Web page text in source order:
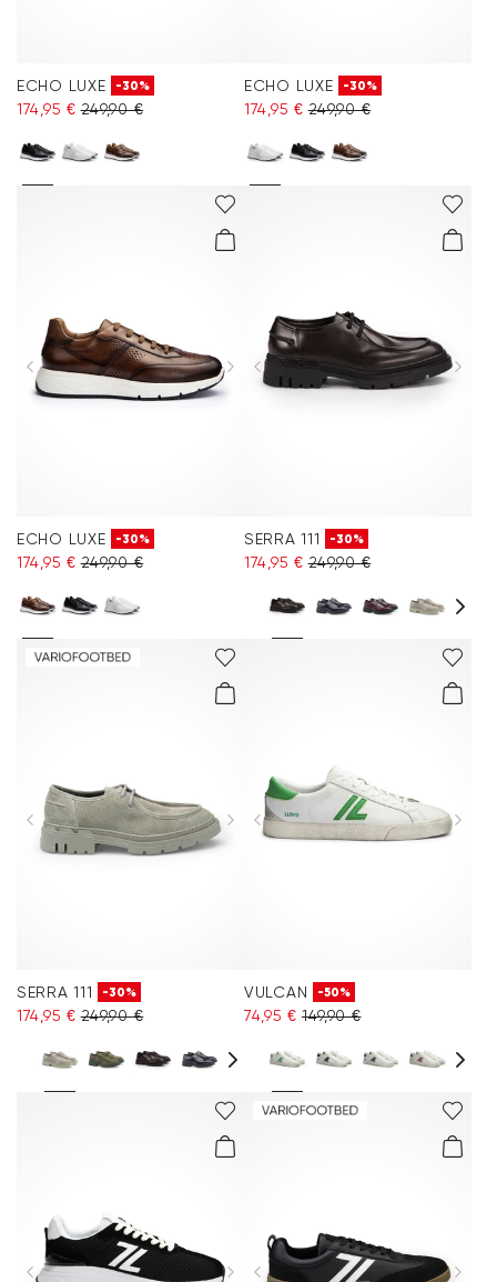
ECHO LUXE -30%
174,95 € 249,90 €
ECHO LUXE -30%
174,95 € 249,90 €
ECHO LUXE -30%
174,95 € 249,90 €
SERRA 111 -30%
174,95 € 249,90 €
SERRA 111 -30%
174,95 € 249,90 €
VULCAN -50%
74,95 € 149,90 €